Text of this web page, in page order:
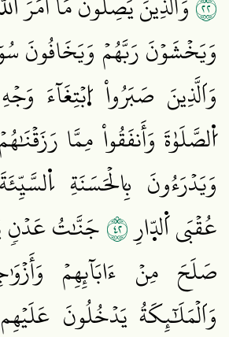
وَيَخۡشَوۡنَ رَبَّهُمۡ وَيَخَافُونَ
وَاَلَّذِينَ صَبَرُواْ اُ۪بۡتِغَآءَ
اُ۬لصَّلَوٰةَ وَأَنفَقُواْ مِمَّا
وَيَدۡرَءُونَ بِالۡحَسَنَةِ
عُقۡبَى اَ۬لدّ۪ارِ٢٤جَنَّٰتُ عَدۡنٖ
صَلَحَ مِنۡ ءَابَآئِهِمۡ
وَاَلۡمَلَٰٓئِكَةُ يَدۡخُلُونَ